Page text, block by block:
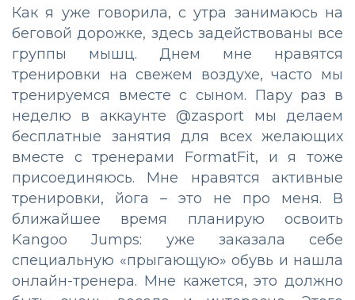
Как я уже говорила, с утра занимаюсь на
беговой дорожке, здесь задействованы все
группы мышц. Днем мне нравятся
тренировки на свежем воздухе, часто мы
тренируемся вместе с сыном. Пару раз в
неделю в аккаунте @zasport мы делаем
бесплатные занятия для всех желающих
вместе с тренерами FormatFit, и я тоже
присоединяюсь. Мне нравятся активные
тренировки, йога – это не про меня. В
ближайшее время планирую освоить
Kangoo Jumps: уже заказала себе
специальную «прыгающую» обувь и нашла
онлайн-тренера. Мне кажется, это должно